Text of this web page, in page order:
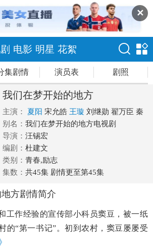
✕
电影 明星 花絮
集剧情 演员表 剧照
我们在梦开始的地方
主演： 夏阳 宋允皓 王璇 刘继勋 翟万臣 秦
焰 李玉峰 徐福来 易子轩
别名： 我们在梦开始的地方电视剧
导演： 汪锡宏
编剧： 杜建文
类别： 青春,励志
集数： 共45集 剧情更至第45集
方剧情简介
工作经验的宣传部小科员窦豆，被一纸
的“第一书记”。初到农村，窦豆屡屡受